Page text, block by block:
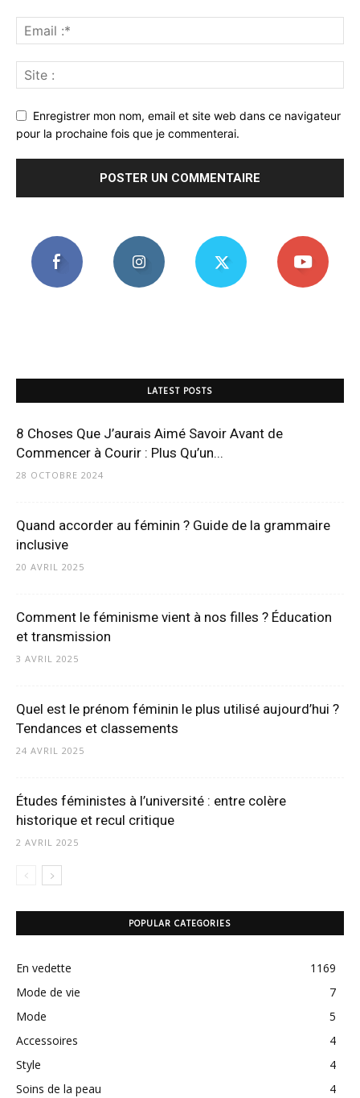
Enregistrer mon nom, email et site web dans ce navigateur
pour la prochaine fois que je commenterai.
LATEST POSTS
8 Choses Que J’aurais Aimé Savoir Avant de
Commencer à Courir : Plus Qu’un...
28 OCTOBRE 2024
Quand accorder au féminin ? Guide de la grammaire
inclusive
20 AVRIL 2025
Comment le féminisme vient à nos filles ? Éducation
et transmission
3 AVRIL 2025
Quel est le prénom féminin le plus utilisé aujourd’hui ?
Tendances et classements
24 AVRIL 2025
Études féministes à l’université : entre colère
historique et recul critique
2 AVRIL 2025
POPULAR CATEGORIES
En vedette
1169
Mode de vie
7
Mode
5
Accessoires
4
Style
4
Soins de la peau
4